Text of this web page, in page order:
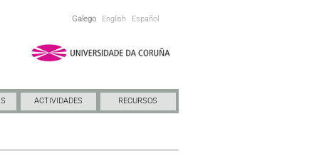
Galego English Español
ACTIVIDADES RECURSOS